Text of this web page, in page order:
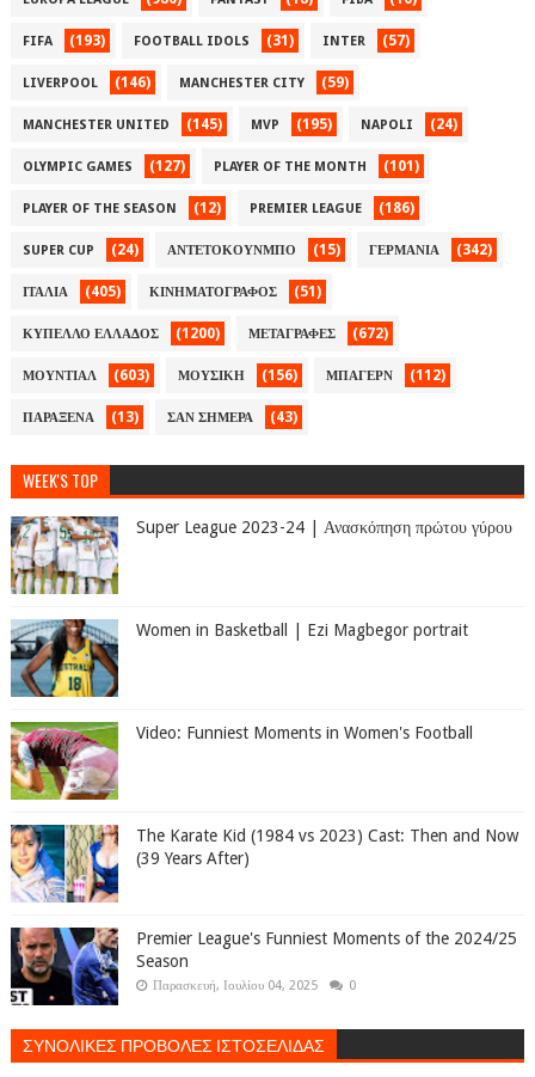
FIFA (193) FOOTBALL IDOLS (31) INTER (57)
LIVERPOOL (146) MANCHESTER CITY (59)
MANCHESTER UNITED (145) MVP (195) NAPOLI (24)
OLYMPIC GAMES (127) PLAYER OF THE MONTH (101)
PLAYER OF THE SEASON (12) PREMIER LEAGUE (186)
SUPER CUP (24) ΑΝΤΕΤΟΚΟΥΝΜΠΟ (15) ΓΕΡΜΑΝΙΑ (342)
ΙΤΑΛΙΑ (405) ΚΙΝΗΜΑΤΟΓΡΑΦΟΣ (51)
ΚΥΠΕΛΛΟ ΕΛΛΑΔΟΣ (1200) ΜΕΤΑΓΡΑΦΕΣ (672)
ΜΟΥΝΤΙΑΛ (603) ΜΟΥΣΙΚΗ (156) ΜΠΑΓΕΡΝ (112)
ΠΑΡΑΞΕΝΑ (13) ΣΑΝ ΣΗΜΕΡΑ (43)
WEEK'S TOP
Super League 2023-24 | Ανασκόπηση πρώτου γύρου
Women in Basketball | Ezi Magbegor portrait
Video: Funniest Moments in Women's Football
The Karate Kid (1984 vs 2023) Cast: Then and Now
(39 Years After)
Premier League's Funniest Moments of the 2024/25
Season
Παρασκευή, Ιουλίου 04, 2025 0
ΣΥΝΟΛΙΚΕΣ ΠΡΟΒΟΛΕΣ ΙΣΤΟΣΕΛΙΔΑΣ